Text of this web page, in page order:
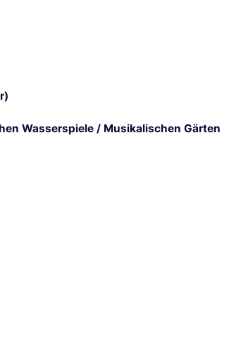
Wasserspiele / Musikalischen Gärten